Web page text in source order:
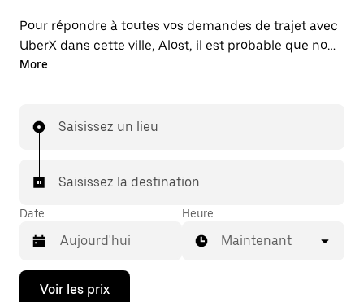
Pour répondre à toutes vos demandes de trajet avec
UberX dans cette ville, Alost, il est probable que nous
vous mettions en relation avec un chauffeur de taxi.
même disponibilité (24 h/24 et 7/j) qu'avec UberX.
More
Saisissez un lieu
Saisissez la destination
Date
Appuyez
Heure
Maintenant
Voir les prix